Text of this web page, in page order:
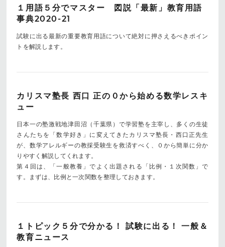
１用語５分でマスター 図説「最新」教育用語
事典2020-21
試験に出る最新の重要教育用語について絶対に押さえるべきポイン
トを解説します。
カリスマ塾長 西口 正の０から始める数学レスキ
ュー
日本一の塾激戦地津田沼（千葉県）で学習塾を主宰し、多くの生徒
さんたちを「数学好き」に変えてきたカリスマ塾長・西口正先生
が、数学アレルギーの教採受験生を救済すべく、０から簡単に分か
りやすく解説してくれます。
第４回は、「一般教養」でよく出題される「比例・１次関数」で
す。まずは、比例と一次関数を整理しておきます。
１トピック５分で分かる！ 試験に出る！ 一般＆
教育ニュース